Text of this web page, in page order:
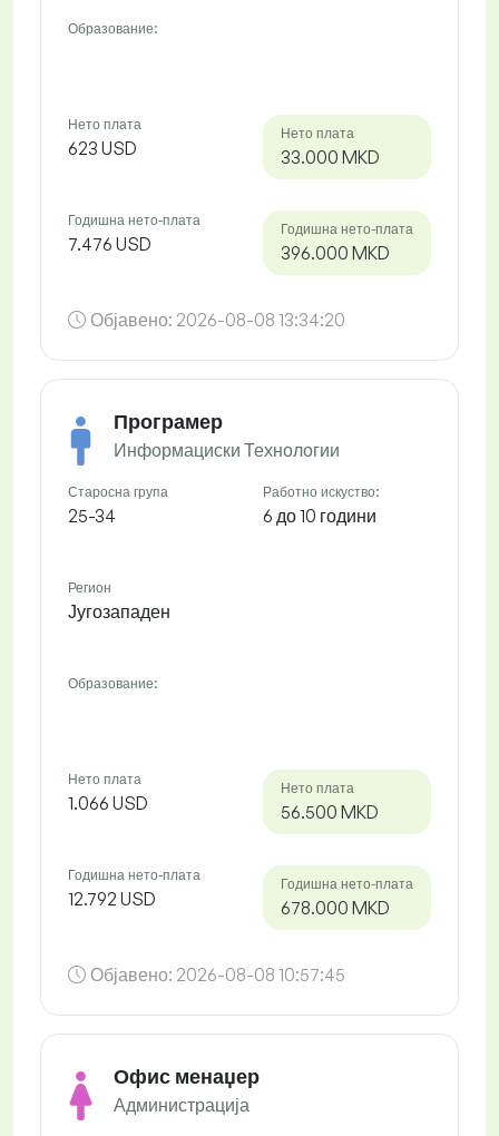
Образование:
Нето плата
623 USD
Нето плата
33.000 MKD
Годишна нето-плата
7.476 USD
Годишна нето-плата
396.000 MKD
Објавено: 2026-08-08 13:34:20
Програмер
Информациски Технологии
Старосна група
25-34
Работно искуство:
6 до 10 години
Регион
Југозападен
Образование:
Нето плата
1.066 USD
Нето плата
56.500 MKD
Годишна нето-плата
12.792 USD
Годишна нето-плата
678.000 MKD
Објавено: 2026-08-08 10:57:45
Офис менаџер
Администрација